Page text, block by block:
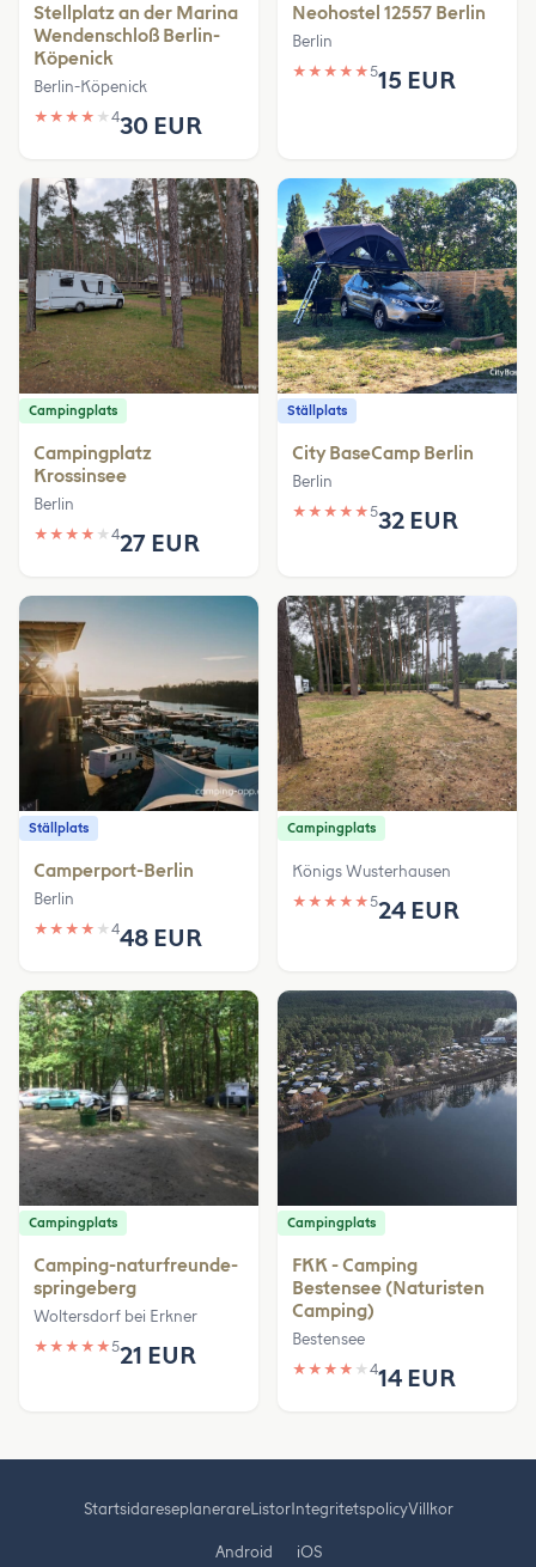
Stellplatz an der Marina
Wendenschloß Berlin-
Köpenick
Berlin-Köpenick
★ ★ ★ ★ ★ 430 EUR
Neohostel 12557 Berlin
Berlin
★ ★ ★ ★ ★515 EUR
Campingplats
Campingplatz
Krossinsee
Berlin
★ ★ ★ ★ ★ 427 EUR
Ställplats
City BaseCamp Berlin
Berlin
★ ★ ★ ★ ★532 EUR
Ställplats
Camperport-Berlin
Berlin
★ ★ ★ ★ ★ 448 EUR
Campingplats
Königs Wusterhausen
★ ★ ★ ★ ★524 EUR
Campingplats
Camping-naturfreunde-
springeberg
Woltersdorf bei Erkner
★ ★ ★ ★ ★521 EUR
Campingplats
FKK - Camping
Bestensee (Naturisten
Camping)
Bestensee
★ ★ ★ ★ ★ 414 EUR
StartsidareseplanerareListorIntegritetspolicyVillkor
Android iOS